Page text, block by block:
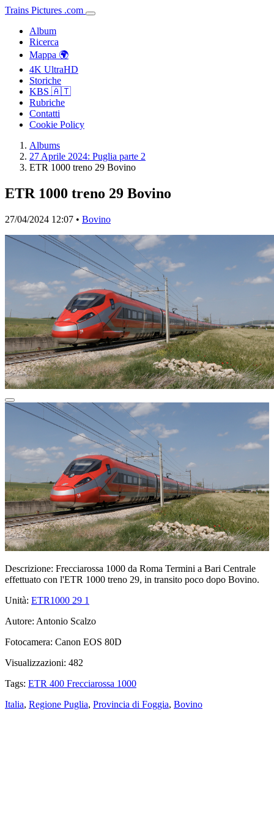
Trains Pictures .com
Album
Ricerca
Mappa 🌍
4K UltraHD
Storiche
KBS 🇦🇹
Rubriche
Contatti
Cookie Policy
Albums
27 Aprile 2024: Puglia parte 2
ETR 1000 treno 29 Bovino
ETR 1000 treno 29 Bovino
27/04/2024 12:07 • Bovino
Descrizione: Frecciarossa 1000 da Roma Termini a Bari Centrale
effettuato con l'ETR 1000 treno 29, in transito poco dopo Bovino.
Unità: ETR1000 29 1
Autore: Antonio Scalzo
Fotocamera: Canon EOS 80D
Visualizzazioni: 482
Tags: ETR 400 Frecciarossa 1000
Italia, Regione Puglia, Provincia di Foggia, Bovino